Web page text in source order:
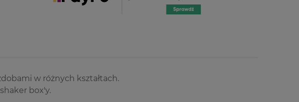
w różnych kształtach.
box'y.